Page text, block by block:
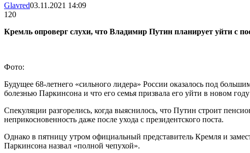
Glavred03.11.2021 14:09
120
Кремль опроверг слухи, что Владимир Путин планирует уйти с
Фото:
Будущее 68-летнего «сильного лидера» России оказалось под
болезнью Паркинсона и что его семья призвала его уйти в новом
Спекуляции разгорелись, когда выяснилось, что Путин строит
неприкосновенность даже после ухода с президентского поста.
Однако в пятницу утром официальный представитель Кремля и
Паркинсона назвал «полной чепухой».